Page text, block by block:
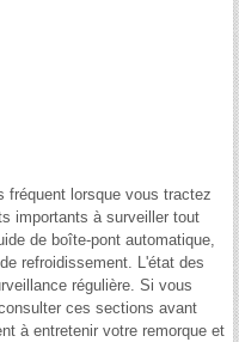
fréquent lorsque vous tractez
importants à surveiller tout
de boîte-pont automatique,
refroidissement. L'état des
régulière. Si vous
ces sections avant
à entretenir votre remorque et